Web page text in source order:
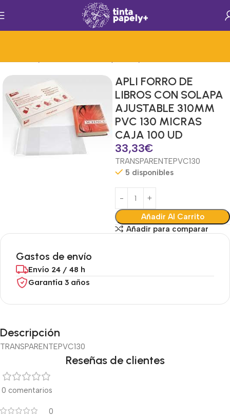
APLI FORRO DE
LIBROS CON SOLAPA
AJUSTABLE 310MM
PVC 130 MICRAS
CAJA 100 UD
33,33€
TRANSPARENTEPVC130
5 disponibles
Añadir Al Carrito
Añadir para comparar
Gastos de envío
Envío 24 / 48 h
Garantía 3 años
Descripción
TRANSPARENTEPVC130
Reseñas de clientes
0 comentarios
0